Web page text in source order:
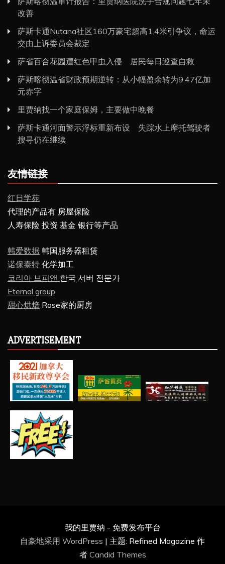
改善
萨斯卡通Nutana社区160万豪宅超高1.4米引争议，命运
交由上诉委员会裁定
萨省百合花园遭红色甲虫入侵 居民每日巡查自救
萨斯喀彻温省财政预期逆转：从小幅盈余转为9.47亿加
元赤字
里贾纳找一个家庭保姆，主要做中晚餐
萨斯卡通河面警示浮标重新布设 失踪水上摩托驾驶者
搜寻仍在继续
友情链接
红日学苑
代理的产品有 房屋保险
人寿保险 投资 基金 银行等产品
韩爱数据 韩国服务器租赁
诺保泰特 化学加工
코리아 브피앤 한국 서버 전문가
Eternal group
甜心烘焙 Rose家的厨房
ADVERTISEMENT
我的里贾纳 - 免费发布平台
自豪地采用 WordPress | 主题: Refined Magazine 作
者 Candid Themes